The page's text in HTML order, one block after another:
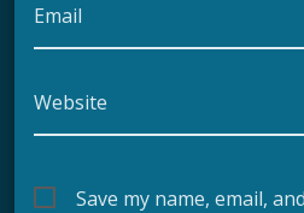
Email
Website
Save my name, email,